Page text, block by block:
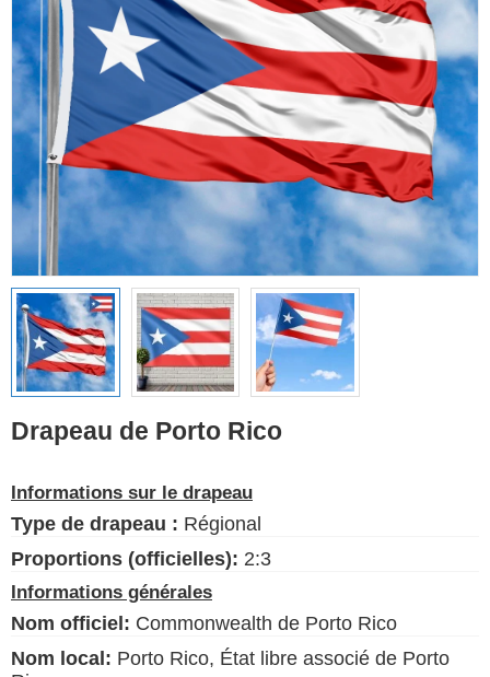
Drapeaux des
organisations
Drapeaux de la
communauté LGBT
Drapeaux historiques
Drapeaux ethniques
Drapeaux des États-
Unis (États)
Langue Français
Blog
S'il vous plaît, aidez à soutenir
ce site en faisant un petit don
Drapeau de Porto Rico
Informations sur le drapeau
Type de drapeau : Régional
Proportions (officielles): 2:3
Informations générales
Nom officiel: Commonwealth de Porto Rico
Nom local: Porto Rico, État libre associé de Porto